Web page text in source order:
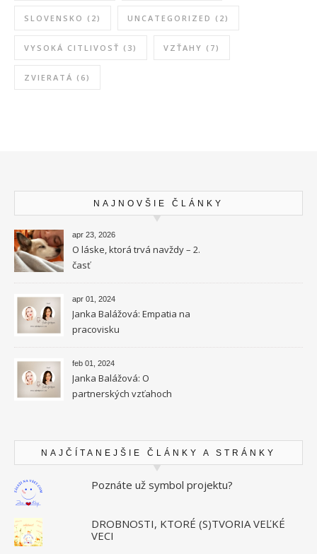
SLOVENSKO (2) UNCATEGORIZED (2)
VYSOKÁ CITLIVOSŤ (3) VZŤAHY (7)
ZVIERATÁ (6)
NAJNOVŠIE ČLÁNKY
apr 23, 2026
O láske, ktorá trvá navždy – 2.
časť
apr 01, 2024
Janka Balážová: Empatia na
pracovisku
feb 01, 2024
Janka Balážová: O
partnerských vzťahoch
NAJČÍTANEJŠIE ČLÁNKY A STRÁNKY
Poznáte už symbol projektu?
DROBNOSTI, KTORÉ (S)TVORIA VEĽKÉ
VECI